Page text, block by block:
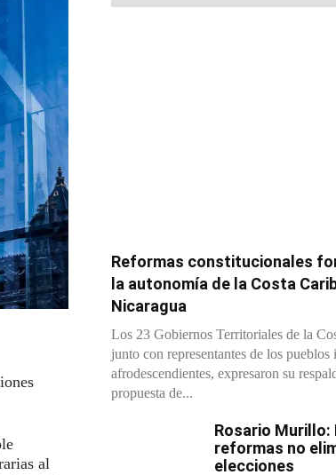
al
Reformas constitucionales
la autonomía de la Costa
Nicaragua
Los 23 Gobiernos Territoriales de la
junto con representantes de los pueblos
afrodescendientes, expresaron su
propuesta de...
Rosario Murillo:
reformas no
elecciones